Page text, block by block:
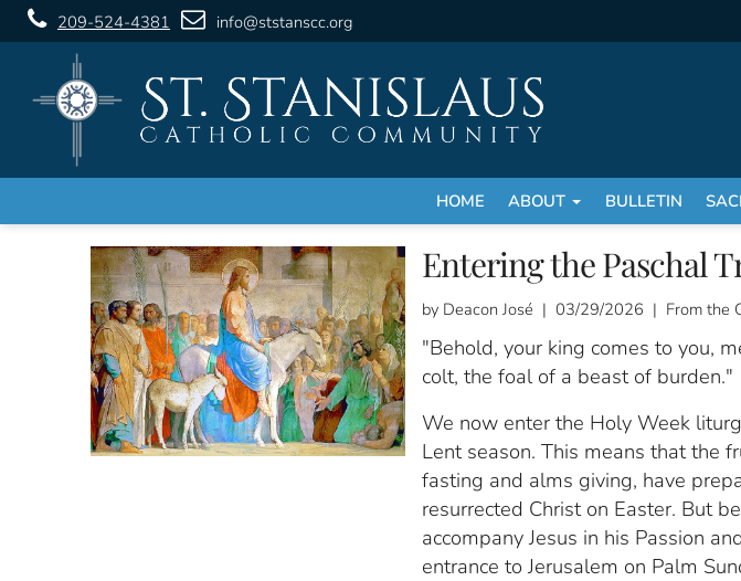
209-524-4381 info@ststanscc.org
HOME ABOUT BULLETIN
Entering the Paschal
by Deacon José | 03/29/2026 | From the
"Behold, your king comes to you,
colt, the foal of a beast of burden."
We now enter the Holy Week
Lent season. This means that the
fasting and alms giving, have
resurrected Christ on Easter. But
accompany Jesus in his Passion
entrance to Jerusalem on Palm